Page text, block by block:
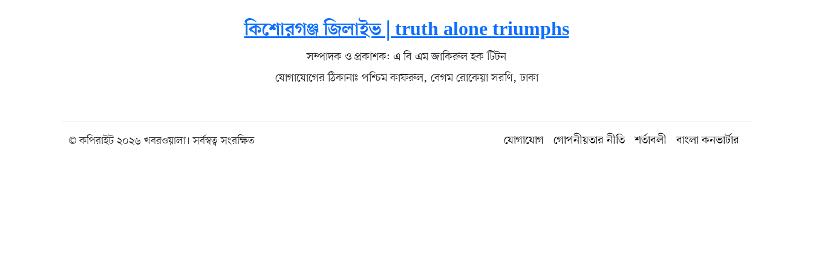
কিশোরগঞ্জ জিলাইভ | truth alone triumphs
সম্পাদক ও প্রকাশক: এ বি এম জাকিরুল হক টিটন
যোগাযোগের ঠিকানাঃ পশ্চিম কাফরুল, বেগম রোকেয়া সরণি, ঢাকা
© কপিরাইট ২০২৬ খবরওয়ালা। সর্বস্বত্ব সংরক্ষিত যোগাযোগ গোপনীয়তার নীতি শর্তাবলী বাংলা কনভার্টার